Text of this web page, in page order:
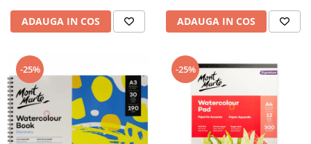
Trafalete
Caiete pictură
Carton pânzat
Pânză
Șevalete
ADAUGA IN COS ADAUGA IN COS
-25% -25%